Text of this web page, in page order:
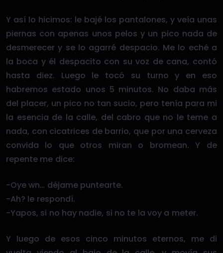
Y así lo hicimos: le bajé los pantalones, y veía unas
piernas con apenas unos pelos y un pico nada de
desmerecer y se lo agarré despacio. Me lo eché a
la boca y él despacito con su voz de cana, contó
hasta diez. Luego le tocó su turno y en eso
habremos estado unos 5 minutos. No daba más
del placer, un pico no tan sucio, pero tenía para mi
la esencia de la calle, del cabro que no le teme a
nada, con cicatrices de barrio, que por una cerveza
convida lo que otros miran o bromean. Y de
repente me dice:
-Oye wn… déjame puntearte.
-Ah? le respondí.
-Yapos, si no hay nadie, si no te la voy a meter.
Y luego de esos cinco minutos eternos, me di